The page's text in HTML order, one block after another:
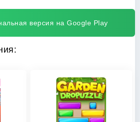
версия на Google Play